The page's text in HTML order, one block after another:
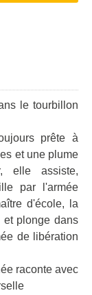
le tourbillon
prête à
et une plume
elle assiste,
par l'armée
d'école, la
et plonge dans
de libération
raconte avec